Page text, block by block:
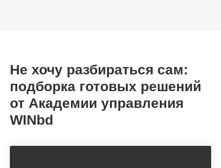
Не хочу разбираться сам:
подборка готовых решений
от Академии управления
WINbd